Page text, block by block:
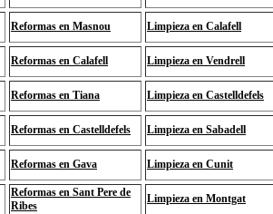
Reformas en Masnou Limpieza en Calafell
Reformas en Calafell Limpieza en Vendrell
Reformas en Tiana Limpieza en Castelldefels
Reformas en Castelldefels Limpieza en Sabadell
Reformas en Gava Limpieza en Cunit
Reformas en Sant Pere de
Ribes
Limpieza en Montgat